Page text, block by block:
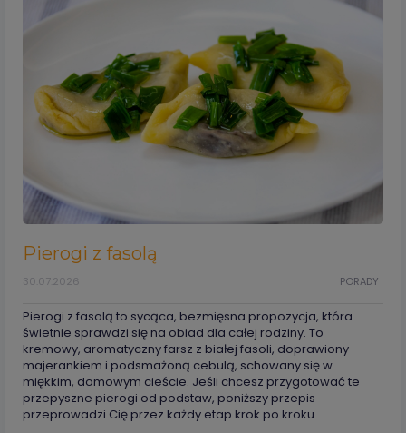
Pierogi z fasolą
PORADY
30.07.2026
Pierogi z fasolą to sycąca, bezmięsna propozycja, która
świetnie sprawdzi się na obiad dla całej rodziny. To
kremowy, aromatyczny farsz z białej fasoli, doprawiony
majerankiem i podsmażoną cebulą, schowany się w
miękkim, domowym cieście. Jeśli chcesz przygotować te
przepyszne pierogi od podstaw, poniższy przepis
przeprowadzi Cię przez każdy etap krok po kroku.